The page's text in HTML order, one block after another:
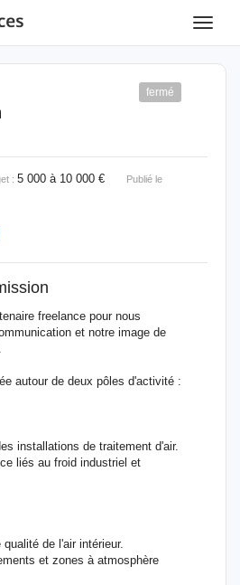
Toggle
fermé
: 5 000 à 10 000 € Publié le
freelance pour nous
et notre image de
autour de deux pôles d'activité :
installations de traitement d'air.
liés au froid industriel et
de l'air intérieur.
et zones à atmosphère